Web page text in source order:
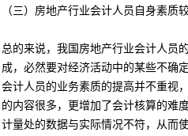
（三）房地产行业会计人员自身素质
总的来说，我国房地产行业会计人员
成，必然要对经济活动中的某些不确
会计人员的业务素质的提高并不重视
的内容很多，更增加了会计核算的难
计量处的数据与实际情况不符，从而